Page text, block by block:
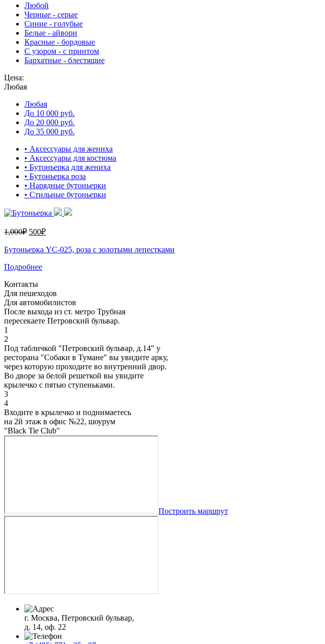
Любой
Черные - серые
Синие - голубые
Белые - айвори
Красные - бордовые
С узором - с принтом
Бархатные - блестящие
Цена:
Любая
Любая
До 10 000 руб.
До 20 000 руб.
До 35 000 руб.
• Аксессуары для жениха
• Аксессуары для костюма
• Бутоньерка для жениха
• Бутоньерка роза
• Нарядные бутоньерки
• Стильные бутоньерки
1,000₽ 500₽
Бутоньерка YC-025, роза с золотыми лепестками
Подробнее
Контакты
Для пешеходов
Для автомобилистов
После выхода из ст. метро Трубная
пересекаете Петровский бульвар.
1
2
Под табличкой "Петровский бульвар, д.14" у
ресторана "Собаки в Тумане" вы увидите арку,
через которую проходите во внутренний двор.
Во дворе за белой решеткой вы увидите
крылечко с пятью ступеньками.
3
4
Входите в крылечко и поднимаетесь
на 2й этаж в офис №22, шоурум
"Black Tie Club"
Построить маршрут
г. Москва, Петровский бульвар,
д. 14, оф. 22